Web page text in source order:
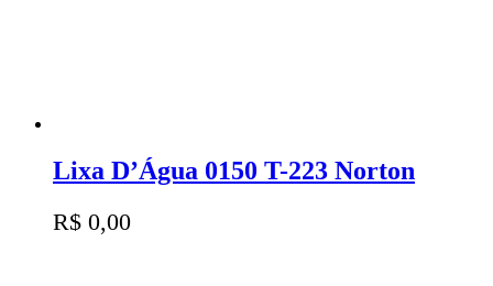
Lixa D’Água 0150 T-223 Norton
R$ 0,00